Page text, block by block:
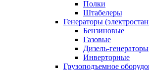
Полки
Штабелеры
Генераторы
Бензиновые
Газовые
Дизель-генераторы
Инверторные
Грузоподъемное